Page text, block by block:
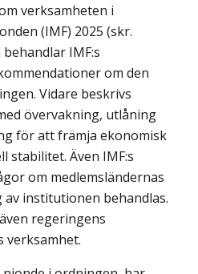
verksamheten i
(IMF) 2025 (skr.
behandlar IMF:s
om den
Vidare beskrivs
övervakning, utlåning
för att främja ekonomisk
stabilitet. Även IMF:s
om medlemsländernas
institutionen behandlas.
regeringens
verksamhet.